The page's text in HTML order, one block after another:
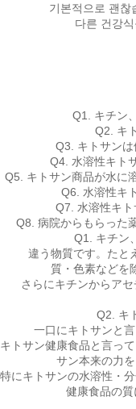
기본적으로 괜찮습
다른 건강식
Q1. キチン
Q2. キ
Q3. キトサン
Q4. 水溶性キト
Q5. キトサン商品が水に
Q6. 水溶性キ
Q7. 水溶性キト
Q8. 病院からもらった
Q1. キチン
違う物質です。たとえ
質・色素などを
さらにキチンからアセ
Q2. キ
一口にキトサンと言
キトサン健康食品と言っ
サン本来の力
特にキトサンの水溶性・
健康食品の